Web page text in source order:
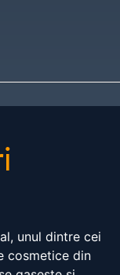
unul dintre cei
cosmetice din